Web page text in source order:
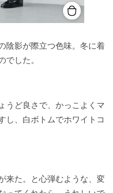
陰影が際立つ色味。冬に着
した。
うど良さで、かっこよくマ
し、白ボトムでホワイトコ
来た。と心弾むような、変